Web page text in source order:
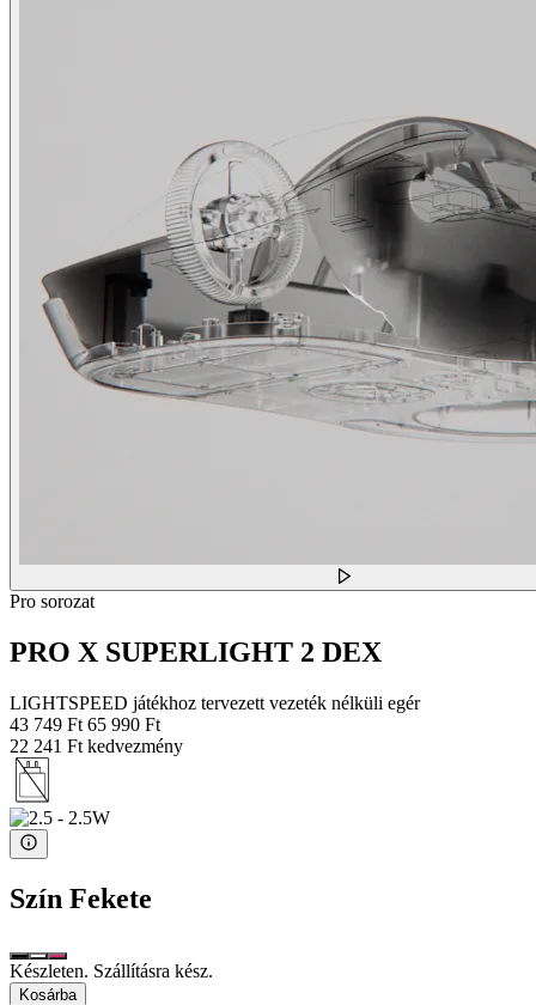
Pro sorozat
PRO X SUPERLIGHT 2 DEX
LIGHTSPEED játékhoz tervezett vezeték nélküli egér
43 749 Ft 65 990 Ft
22 241 Ft kedvezmény
Szín Fekete
Készleten. Szállításra kész.
Kosárba